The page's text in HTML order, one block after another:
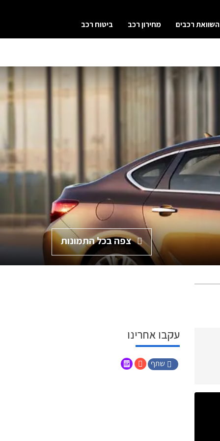
השוואת רכבים מחירון רכב ביטוח רכב
צפה בכל התמונות
עקבו אחרינו
שתף